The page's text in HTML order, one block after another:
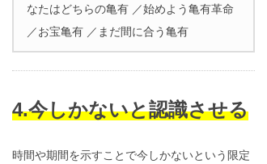
なたはどちらの亀有 ／始めよう亀有革命
／お宝亀有 ／まだ間に合う亀有
4.今しかないと認識させる
時間や期間を示すことで今しかないという限定